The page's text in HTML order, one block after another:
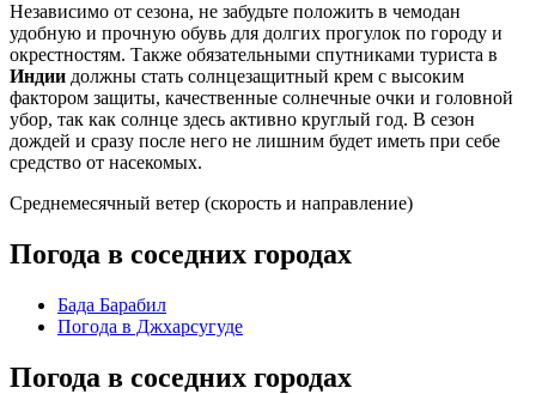
Независимо от сезона, не забудьте положить в чемодан
удобную и прочную обувь для долгих прогулок по городу и
окрестностям. Также обязательными спутниками туриста в
Индии должны стать солнцезащитный крем с высоким
фактором защиты, качественные солнечные очки и головной
убор, так как солнце здесь активно круглый год. В сезон
дождей и сразу после него не лишним будет иметь при себе
средство от насекомых.
Среднемесячный ветер (скорость и направление)
Погода в соседних городах
Бада Барабил
Погода в Джхарсугуде
Погода в соседних городах